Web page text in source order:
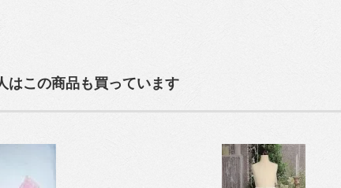
はこの商品も買っています